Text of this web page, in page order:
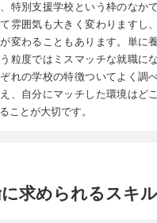
特別支援学校という枠のなか
雰囲気も大きく変わりますし
変わることもあります。単に
粒度ではミスマッチな就職に
れの学校の特徴ついてよく調
、自分にマッチした環境はど
ことが大切です。
求められるスキ